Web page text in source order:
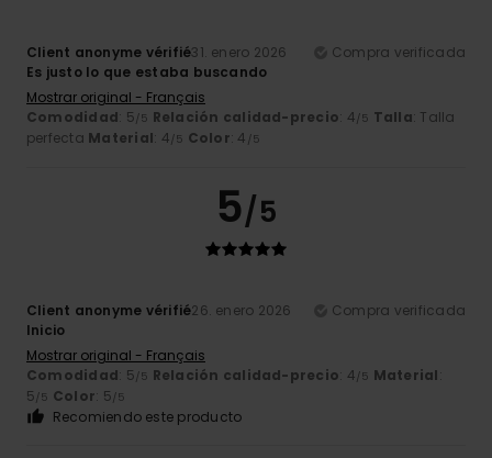
Client anonyme vérifié31. enero 2026
Compra verificada
Es justo lo que estaba buscando
Mostrar original - Français
Comodidad: 5/5 Relación calidad-precio: 4/5 Talla: Talla
perfecta Material: 4/5 Color: 4 /5
5/5
Client anonyme vérifié26. enero 2026
Compra verificada
Inicio
Mostrar original - Français
Comodidad: 5/5 Relación calidad-precio: 4/5 Material:
5/5 Color: 5/5
Recomiendo este producto